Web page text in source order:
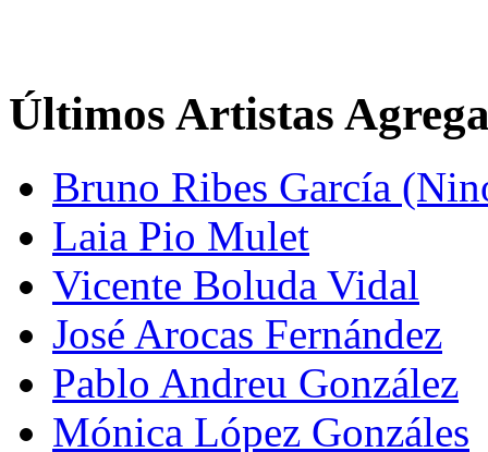
Últimos Artistas
Bruno Ribes García
Laia Pio Mulet
Vicente Boluda Vidal
José Arocas Fernández
Pablo Andreu González
Mónica López Gonzáles